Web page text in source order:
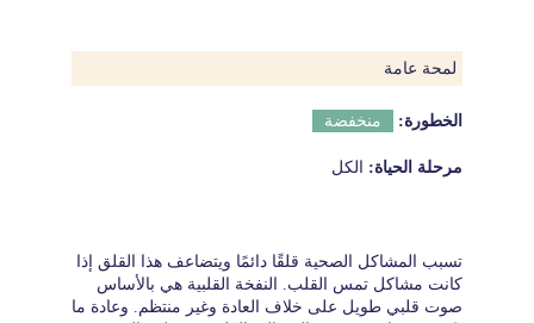
لمحة عامة
الخطورة: منخفضة
مرحلة الحياة: الكل
تسبب المشاكل الصحية قلقًا دائمًا ويتضاعف هذا القلق إذا
كانت مشاكل تمس القلب. النفخة القلبية هي بالأساس
صوت قلبي طويل على خلاف العادة وغير منتظم. وعادة ما